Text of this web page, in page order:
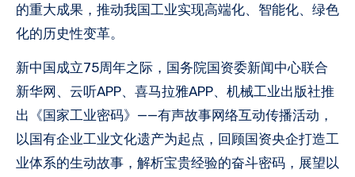
的重大成果，推动我国工业实现高端化、智能化、绿色
化的历史性变革。
新中国成立75周年之际，国务院国资委新闻中心联合
新华网、云听APP、喜马拉雅APP、机械工业出版社推
出《国家工业密码》——有声故事网络互动传播活动，
以国有企业工业文化遗产为起点，回顾国资央企打造工
业体系的生动故事，解析宝贵经验的奋斗密码，展望以